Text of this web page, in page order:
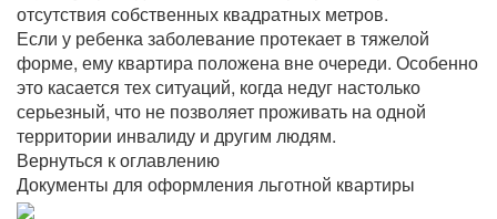
отсутствия собственных квадратных метров.
Если у ребенка заболевание протекает в тяжелой
форме, ему квартира положена вне очереди. Особенно
это касается тех ситуаций, когда недуг настолько
серьезный, что не позволяет проживать на одной
территории инвалиду и другим людям.
Вернуться к оглавлению
Документы для оформления льготной квартиры